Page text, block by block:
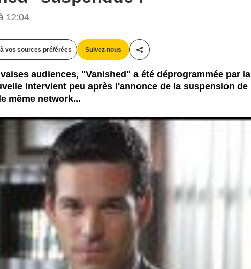
12:04
vos sources préférées Suivez-nous
Partager cet article
audiences, "Vanished" a été déprogrammée par la
intervient peu après l'annonce de la suspension de
même network...